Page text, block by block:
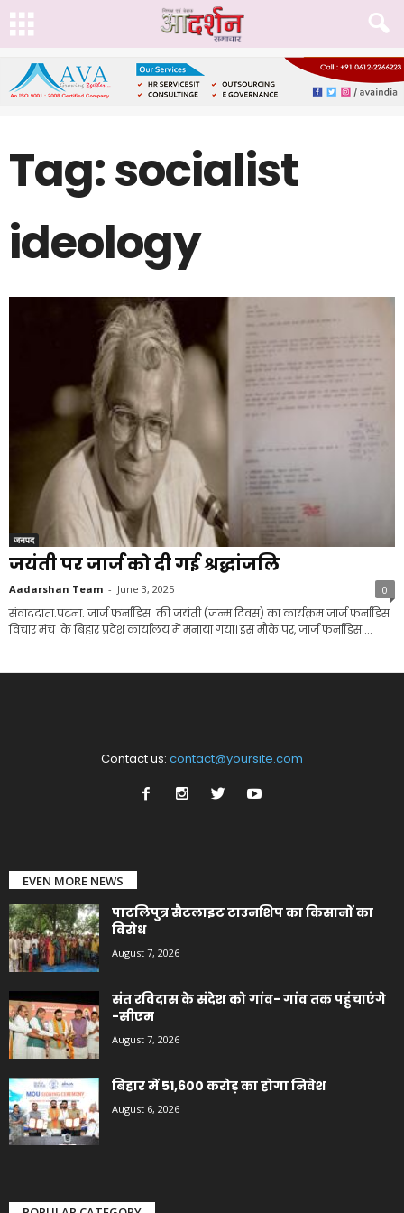
Tag: socialist
ideology
जनपद
जयंती पर जार्ज को दी गई श्रद्धांजलि
Aadarshan Team - June 3, 2025 0
संवाददाता.पटना. जार्ज फर्नांडिस की जयंती (जन्म दिवस) का कार्यक्रम जार्ज फर्नांडिस
विचार मंच के बिहार प्रदेश कार्यालय में मनाया गया। इस मौके पर, जार्ज फर्नांडिस ...
Contact us: contact@yoursite.com
EVEN MORE NEWS
पाटलिपुत्र सैटलाइट टाउनशिप का किसानों का
विरोध
August 7, 2026
संत रविदास के संदेश को गांव- गांव तक पहुंचाएंगे
-सीएम
August 7, 2026
बिहार में 51,600 करोड़ का होगा निवेश
August 6, 2026